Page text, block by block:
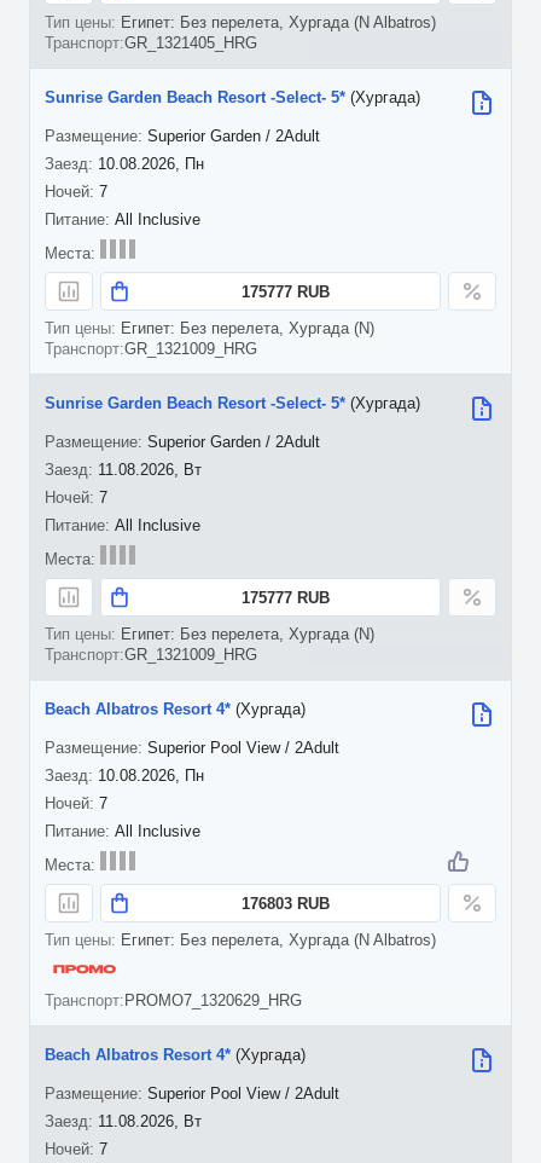
Египет: Без перелета, Хургада (N Albatros)
GR_1321405_HRG
10.08.2026, Пн
7
Sunrise Garden Beach Resort -Select- 5* (Хургада)
Superior Garden / 2Adult
All Inclusive
175777 RUB
Египет: Без перелета, Хургада (N)
GR_1321009_HRG
11.08.2026, Вт
7
Sunrise Garden Beach Resort -Select- 5* (Хургада)
Superior Garden / 2Adult
All Inclusive
175777 RUB
Египет: Без перелета, Хургада (N)
GR_1321009_HRG
10.08.2026, Пн
7
Beach Albatros Resort 4* (Хургада)
Superior Pool View / 2Adult
All Inclusive
176803 RUB
Египет: Без перелета, Хургада (N Albatros)
PROMO7_1320629_HRG
11.08.2026, Вт
7
Beach Albatros Resort 4* (Хургада)
Superior Pool View / 2Adult